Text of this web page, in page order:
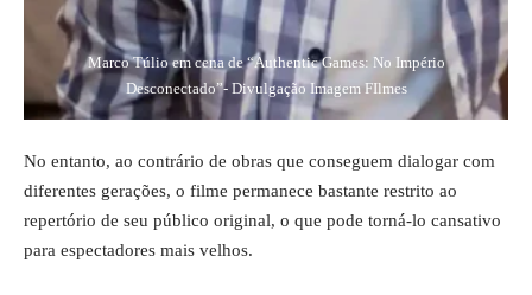
Marco Túlio em cena de “Authentic Games: No Império
Desconectado”- Divulgação Imagem FIlmes
No entanto, ao contrário de obras que conseguem dialogar com
diferentes gerações, o filme permanece bastante restrito ao
repertório de seu público original, o que pode torná-lo cansativo
para espectadores mais velhos.